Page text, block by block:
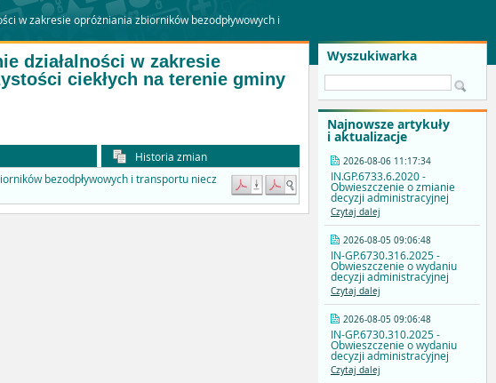
w zakresie opróżniania zbiorników bezodpływowych i
Wyszukiwarka
Najnowsze artykuły
i aktualizacje
2026-08-06 11:17:34
IN.GP.6733.6.2020 -
Obwieszczenie o zmianie
decyzji administracyjnej
Czytaj dalej
2026-08-05 09:06:48
IN-GP.6730.316.2025 -
Obwieszczenie o wydaniu
decyzji administracyjnej
Czytaj dalej
2026-08-05 09:06:48
IN-GP.6730.310.2025 -
Obwieszczenie o wydaniu
decyzji administracyjnej
Czytaj dalej
działalności w zakresie
ciekłych na terenie gminy
Historia zmian
bezodpływowych i transportu niecz